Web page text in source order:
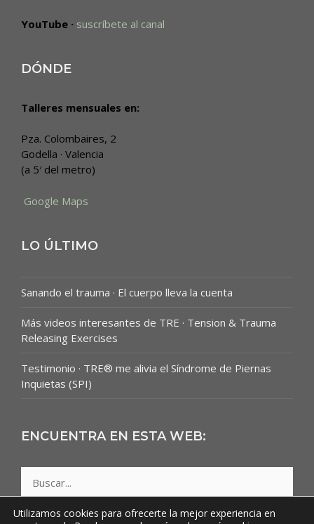
YouTube · suscríbete al canal
DÓNDE
Talleres mensuales en:
Pza. Colombaires, 2
Godella · Valencia
(a 5′ del metro)
Google Maps
LO ÚLTIMO
Sanando el trauma · El cuerpo lleva la cuenta
Más videos interesantes de TRE · Tension & Trauma
Releasing Exercises
Testimonio · TRE® me alivia el Síndrome de Piernas
Inquietas (SPI)
ENCUENTRA EN ESTA WEB:
Utilizamos cookies para ofrecerte la mejor experiencia en